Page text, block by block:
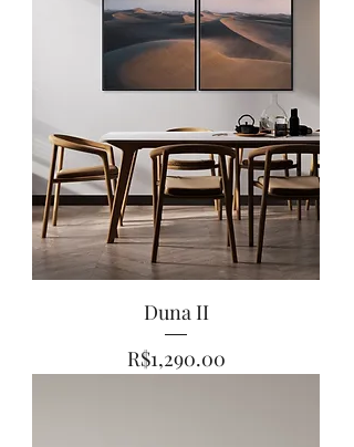
Duna II
Price
R$1,290.00